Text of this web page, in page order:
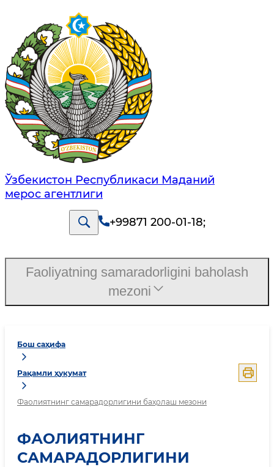
Ўзбекистон Республикаси Маданий
мерос агентлиги
+99871 200-01-18;
Бош саҳифа
Рақамли ҳукумат
Фаолиятнинг самарадорлигини баҳолаш мезони
ФАОЛИЯТНИНГ
САМАРАДОРЛИГИНИ
Faoliyatning samaradorligini baholash
mezoni